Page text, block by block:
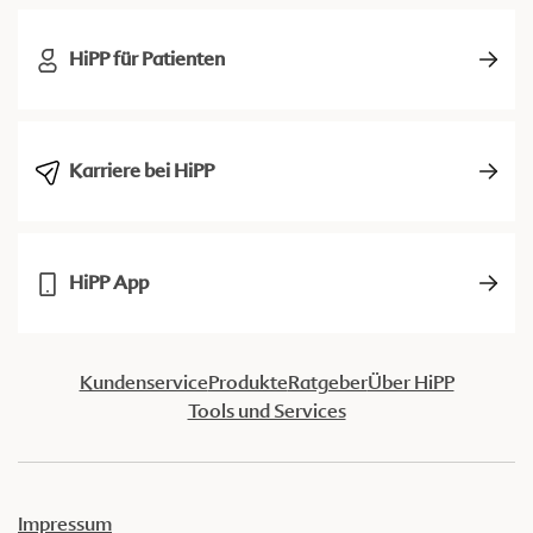
HiPP für Patienten
Karriere bei HiPP
HiPP App
KundenserviceProdukteRatgeberÜber HiPP
Tools und Services
Impressum